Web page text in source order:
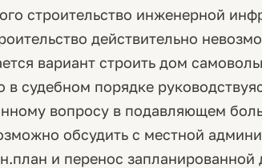
строительство инженерной
действительно
вариант строить дом
в судебном порядке
вопросу в подавляющем
обсудить с местной
и перенос